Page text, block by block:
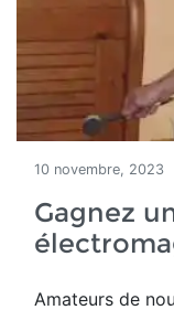
10 novembre, 2023
Gagnez
Amateurs de